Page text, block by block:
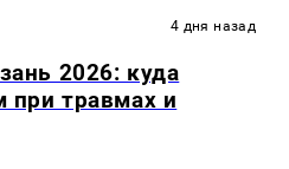
4 дня назад
2026: куда
при травмах и